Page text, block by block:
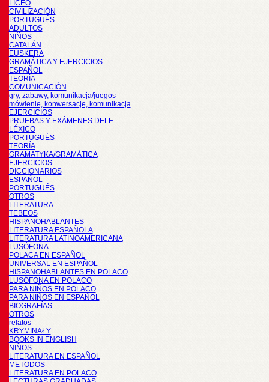
LICEO
CIVILIZACIÓN
PORTUGUÉS
ADULTOS
NIÑOS
CATALÁN
EUSKERA
GRAMÁTICA Y EJERCICIOS
ESPAÑOL
TEORÍA
COMUNICACIÓN
gry, zabawy, komunikacja/juegos
mówienie, konwersacje, komunikacja
EJERCICIOS
PRUEBAS Y EXÁMENES DELE
LÉXICO
PORTUGUÉS
TEORÍA
GRAMATYKA/GRAMÁTICA
EJERCICIOS
DICCIONARIOS
ESPAÑOL
PORTUGUÉS
OTROS
LITERATURA
TEBEOS
HISPANOHABLANTES
LITERATURA ESPAÑOLA
LITERATURA LATINOAMERICANA
LUSÓFONA
POLACA EN ESPAÑOL
UNIVERSAL EN ESPAÑOL
HISPANOHABLANTES EN POLACO
LUSÓFONA EN POLACO
PARA NIÑOS EN POLACO
PARA NIÑOS EN ESPAÑOL
BIOGRAFÍAS
OTROS
relatos
KRYMINAŁY
BOOKS IN ENGLISH
NIÑOS
LITERATURA EN ESPAÑOL
METODOS
LITERATURA EN POLACO